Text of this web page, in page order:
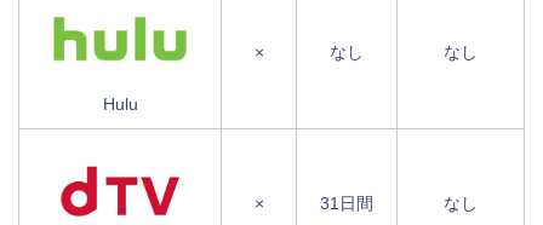
Hulu
× なし なし
× 31日間 なし